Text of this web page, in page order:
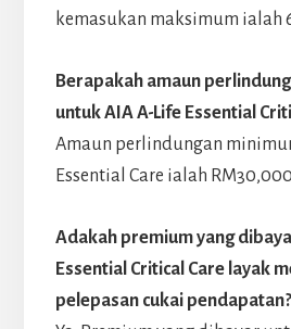
kemasukan maksimum ialah
Berapakah amaun
untuk AIA A-Life Essential
Amaun perlindungan
Essential Care ialah
Adakah premium yang
Essential Critical Care layak
pelepasan cukai pendapatan?